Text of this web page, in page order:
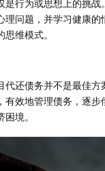
行为或思想上的挑
问题，并学习健康
维模式。
还债务并不是最佳
效地管理债务，逐
境。